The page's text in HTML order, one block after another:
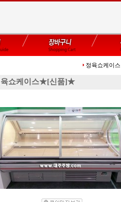
정육쇼케이
육쇼케이스★[신품]★